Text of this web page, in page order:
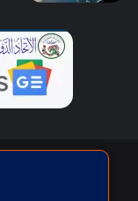
حقوق النشر © | جميع